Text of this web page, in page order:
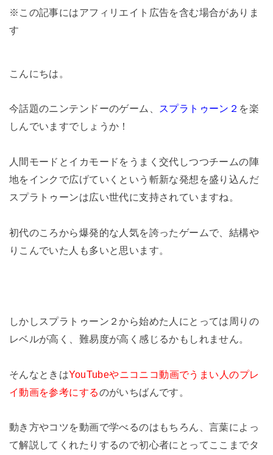
※この記事にはアフィリエイト広告を含む場合がありま
す
こんにちは。
今話題のニンテンドーのゲーム、 スプラトゥーン２ を楽
しんでいますでしょうか！
人間モードとイカモードをうまく交代しつつチームの陣
地をインクで広げていくという斬新な発想を盛り込んだ
スプラトゥーンは広い世代に支持されていますね。
初代のころから爆発的な人気を誇ったゲームで、結構や
りこんでいた人も多いと思います。
しかしスプラトゥーン２から始めた人にとっては周りの
レベルが高く、難易度が高く感じるかもしれません。
そんなときはYouTubeやニコニコ動画でうまい人のプレ
イ動画を参考にするのがいちばんです。
動き方やコツを動画で学べるのはもちろん、言葉によっ
て解説してくれたりするので初心者にとってここまでタ